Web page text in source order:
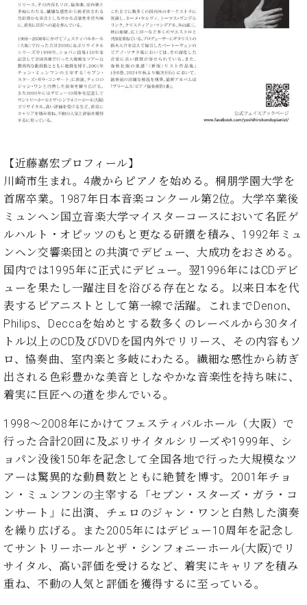
ヒ
シ
ュ
タ
イ
ン
コ
ン
ト
ア
プ
ラ
イ
ト
ピ
ノ
C.
ベ
ヒ
シ
タ
ン
レ
ジ
デ
ン
ス
ッ
プ
ラ
イ
納
入
実
績
音
楽
教
ご
愛
用
者
コ
ン
ク
ー
ル
音
楽
ム
東
店
長
ご
挨
示
情
報
ル・
スタ
ジオ
レン
タル
ホー
ル・
スタ
ジオ
空き
状況
動
サ
ー
ビ
ス
音
楽
室
ピ
ア
【近藤嘉宏プロフィール】
川崎市生まれ。4歳からピアノを始める。桐朋学園大学を
首席卒業。1987年日本音楽コンクール第2位。大学卒業後
ミュンヘン国立音楽大学マイスターコースにおいて名匠ゲ
ルハルト・オピッツのもと更なる研鑚を積み、1992年ミュ
ンヘン交響楽団との共演でデビュー、大成功をおさめる。
国内では1995年に正式にデビュー。翌1996年にはCDデビ
ューを果たし一躍注目を浴びる存在となる。以来日本を代
表するピアニストとして第一線で活躍。これまでDenon、
Philips、Deccaを始めとする数多くのレーベルから30タイ
トル以上のCD及びDVDを国内外でリリース、その内容もソ
ロ、協奏曲、室内楽と多岐にわたる。繊細な感性から紡ぎ
出される色彩豊かな美音としなやかな音楽性を持ち味に、
着実に巨匠への道を歩んでいる。
1998〜2008年にかけてフェスティバルホール（大阪）で
行った合計20回に及ぶリサイタルシリーズや1999年、シ
ョパン没後150年を記念して全国各地で行った大規模なツ
アーは驚異的な動員数とともに絶賛を博す。2001年チョ
ン・ミュンフンの主宰する「セブン・スターズ・ガラ・コ
ンサート」に出演、チェロのジャン・ワンと白熱した演奏
を繰り広げる。また2005年にはデビュー10周年を記念し
てサントリーホールとザ・シンフォニーホール(大阪)でリ
サイタル、高い評価を受けるなど、着実にキャリアを積み
重ね、不動の人気と評価を獲得するに至っている。